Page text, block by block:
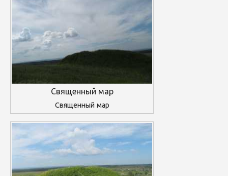
Священный мар
Священный мар